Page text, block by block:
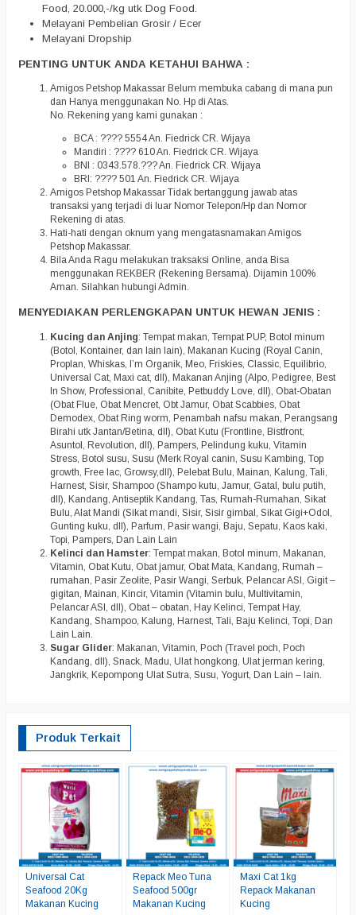
Food, 20.000,-/kg utk Dog Food.
Melayani Pembelian Grosir / Ecer
Melayani Dropship
PENTING UNTUK ANDA KETAHUI BAHWA :
Amigos Petshop Makassar Belum membuka cabang di mana pun
dan Hanya menggunakan No. Hp di Atas.
No. Rekening yang kami gunakan :
BCA : ???? 5554 An. Fiedrick CR. Wijaya
Mandiri : ???? 610 An. Fiedrick CR. Wijaya
BNI : 0343.578.??? An. Fiedrick CR. Wijaya
BRI: ???? 501 An. Fiedrick CR. Wijaya
Amigos Petshop Makassar Tidak bertanggung jawab atas
transaksi yang terjadi di luar Nomor Telepon/Hp dan Nomor
Rekening di atas.
Hati-hati dengan oknum yang mengatasnamakan Amigos
Petshop Makassar.
Bila Anda Ragu melakukan traksaksi Online, anda Bisa
menggunakan REKBER (Rekening Bersama). Dijamin 100%
Aman. Silahkan hubungi Admin.
MENYEDIAKAN PERLENGKAPAN UNTUK HEWAN JENIS :
Kucing dan Anjing: Tempat makan, Tempat PUP, Botol minum
(Botol, Kontainer, dan lain lain), Makanan Kucing (Royal Canin,
Proplan, Whiskas, I’m Organik, Meo, Friskies, Classic, Equilibrio,
Universal Cat, Maxi cat, dll), Makanan Anjing (Alpo, Pedigree, Best
In Show, Professional, Canibite, Petbuddy Love, dll), Obat-Obatan
(Obat Flue, Obat Mencret, Obt Jamur, Obat Scabbies, Obat
Demodex, Obat Ring worm, Penambah nafsu makan, Perangsang
Birahi utk Jantan/Betina, dll), Obat Kutu (Frontline, Bistfront,
Asuntol, Revolution, dll), Pampers, Pelindung kuku, Vitamin
Stress, Botol susu, Susu (Merk Royal canin, Susu Kambing, Top
growth, Free lac, Growsy,dll), Pelebat Bulu, Mainan, Kalung, Tali,
Harnest, Sisir, Shampoo (Shampo kutu, Jamur, Gatal, bulu putih,
dll), Kandang, Antiseptik Kandang, Tas, Rumah-Rumahan, Sikat
Bulu, Alat Mandi (Sikat mandi, Sisir, Sisir gimbal, Sikat Gigi+Odol,
Gunting kuku, dll), Parfum, Pasir wangi, Baju, Sepatu, Kaos kaki,
Topi, Pampers, Dan Lain Lain
Kelinci dan Hamster: Tempat makan, Botol minum, Makanan,
Vitamin, Obat Kutu, Obat jamur, Obat Mata, Kandang, Rumah –
rumahan, Pasir Zeolite, Pasir Wangi, Serbuk, Pelancar ASI, Gigit –
gigitan, Mainan, Kincir, Vitamin (Vitamin bulu, Multivitamin,
Pelancar ASI, dll), Obat – obatan, Hay Kelinci, Tempat Hay,
Kandang, Shampoo, Kalung, Harnest, Tali, Baju Kelinci, Topi, Dan
Lain Lain.
Sugar Glider: Makanan, Vitamin, Poch (Travel poch, Poch
Kandang, dll), Snack, Madu, Ulat hongkong, Ulat jerman kering,
Jangkrik, Kepompong Ulat Sutra, Susu, Yogurt, Dan Lain – lain.
Produk Terkait
Universal Cat
Seafood 20Kg
Makanan Kucing
Repack Meo Tuna
Seafood 500gr
Makanan Kucing
Maxi Cat 1kg
Repack Makanan
Kucing